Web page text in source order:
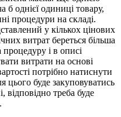
однієї одиниці товару,
процедури на складі.
у кількох цінових
витрат береться більша
і в описі
витрати на основі
потрібно натиснути
буде закуповуватись
відповідно треба буде